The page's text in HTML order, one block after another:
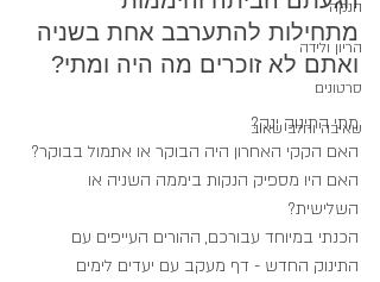
הנקה
הריון ולידה
סרטונים
שאיבה וחלב שאוב
מתחילות להתערבב אחת בשניה
ואתם לא זוכרים מה היה ומתי?
מתי התינוק ינק?
האם הקקי האחרון היה הבוקר או אתמול בבוקר?
האם היו מספיק הנקות ביממה השניה או
השלישית?
הכנתי במיוחד עבורכם, ההורים העייפים עם
התינוק החדש - דף מעקב עם יעדים לימים